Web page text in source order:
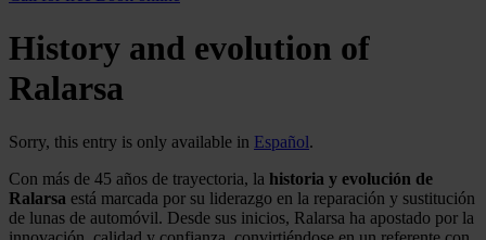
History and evolution of
Ralarsa
Sorry, this entry is only available in Español.
Con más de 45 años de trayectoria, la historia y evolución de
Ralarsa está marcada por su liderazgo en la reparación y sustitución
de lunas de automóvil. Desde sus inicios, Ralarsa ha apostado por la